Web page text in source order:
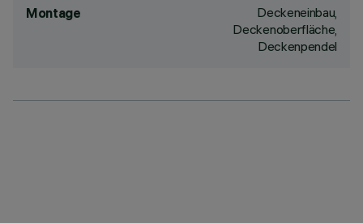
Montage
Deckeneinbau,
Deckenoberfläche,
Deckenpendel